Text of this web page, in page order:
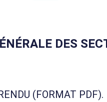
DES
(FORMAT PDF).